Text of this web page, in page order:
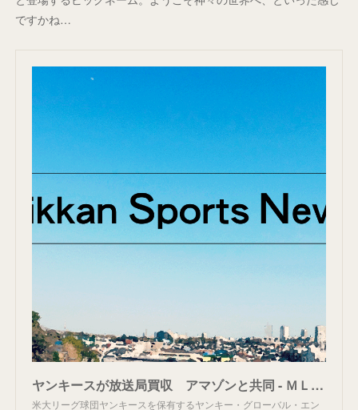
ですかね…
ヤンキースが放送局買収 アマゾンと共同 - ＭＬＢ : 日刊スポーツ
米大リーグ球団ヤンキースを保有するヤンキー・グローバル・エン